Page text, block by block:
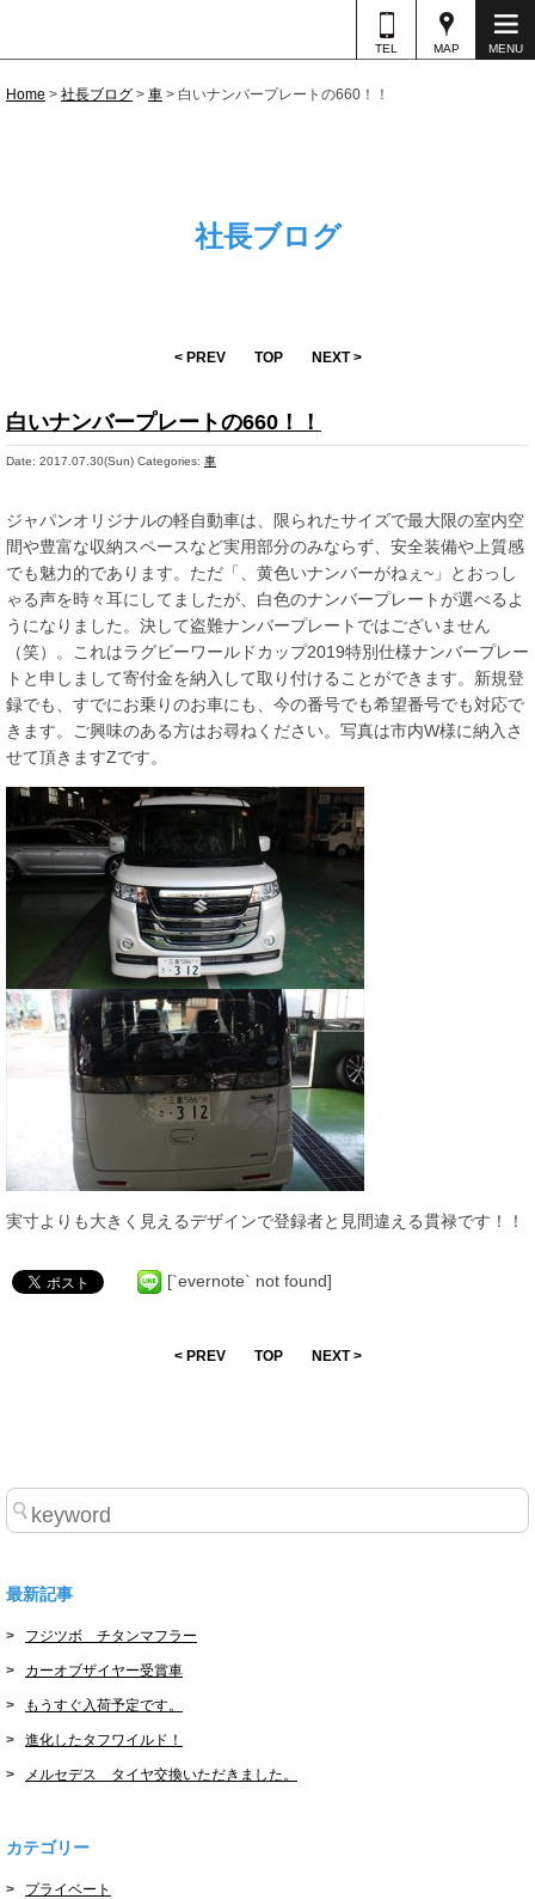
TEL MAP MENU
Home > 社長ブログ > 車 > 白いナンバープレートの660！！
社長ブログ
< PREV TOP NEXT >
白いナンバープレートの660！！
Date: 2017.07.30(Sun) Categories: 車
ジャパンオリジナルの軽自動車は、限られたサイズで最大限の室内空
間や豊富な収納スペースなど実用部分のみならず、安全装備や上質感
でも魅力的であります。ただ「、黄色いナンバーがねぇ~」とおっし
ゃる声を時々耳にしてましたが、白色のナンバープレートが選べるよ
うになりました。決して盗難ナンバープレートではございません
（笑）。これはラグビーワールドカップ2019特別仕様ナンバープレー
トと申しまして寄付金を納入して取り付けることができます。新規登
録でも、すでにお乗りのお車にも、今の番号でも希望番号でも対応で
きます。ご興味のある方はお尋ねください。写真は市内W様に納入さ
せて頂きますZです。
実寸よりも大きく見えるデザインで登録者と見間違える貫禄です！！
[`evernote` not found]
< PREV TOP NEXT >
最新記事
フジツボ チタンマフラー
カーオブザイヤー受賞車
もうすぐ入荷予定です。
進化したタフワイルド！
メルセデス タイヤ交換いただきました。
カテゴリー
プライベート